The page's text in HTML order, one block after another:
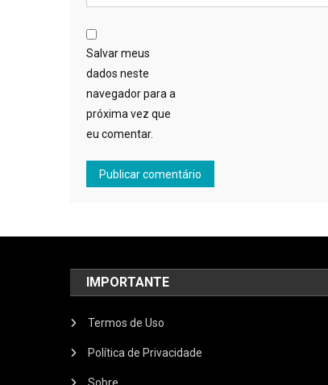
Salvar meus
dados neste
navegador para a
próxima vez que
eu comentar.
IMPORTANTE
Termos de Uso
Política de Privacidade